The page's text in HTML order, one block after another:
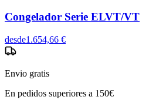
Congelador Serie ELVT/VT
desde1.654,66 €
Envio gratis
En pedidos superiores a 150€